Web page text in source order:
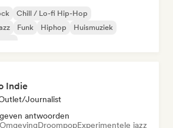
Chill / Lo-fi Hip-Hop
Funk Hiphop
Huismuziek
Indie
Journalist
antwoorden
OmgevingDroompopExperimentele jazz